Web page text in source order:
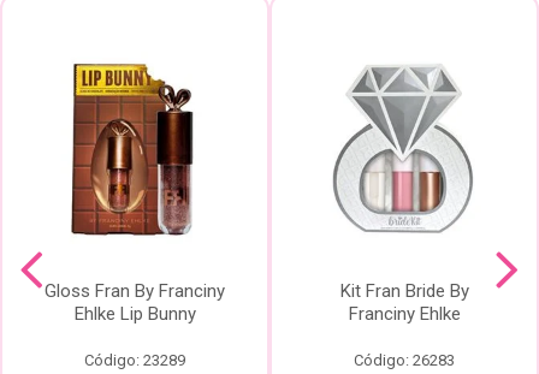
Gloss Fran By Franciny
Ehlke Lip Bunny
Código: 23289
Kit Fran Bride By
Franciny Ehlke
Código: 26283